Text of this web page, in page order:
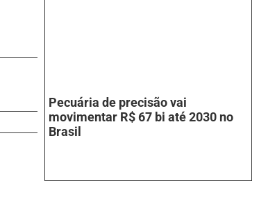
Pecuária de precisão vai
movimentar R$ 67 bi até 2030 no
Brasil